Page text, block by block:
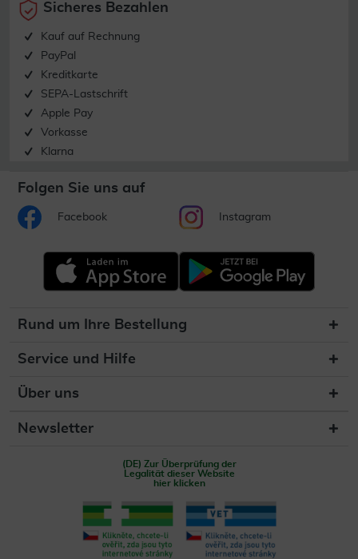
Sicheres Bezahlen
Kauf auf Rechnung
PayPal
Kreditkarte
SEPA-Lastschrift
Apple Pay
Vorkasse
Klarna
Folgen Sie uns auf
Facebook Instagram
Rund um Ihre Bestellung
Service und Hilfe
Über uns
Newsletter
(DE) Zur Überprüfung der
Legalität dieser Website
hier klicken